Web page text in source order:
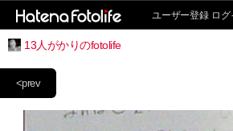
ユーザー登録 ログ
13人がかりのfotolife
<prev